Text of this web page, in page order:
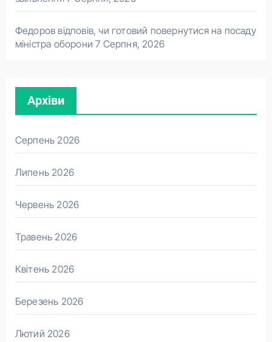
Федоров відповів, чи готовий повернутися на посаду
міністра оборони 7 Серпня, 2026
Архіви
Серпень 2026
Липень 2026
Червень 2026
Травень 2026
Квітень 2026
Березень 2026
Лютий 2026